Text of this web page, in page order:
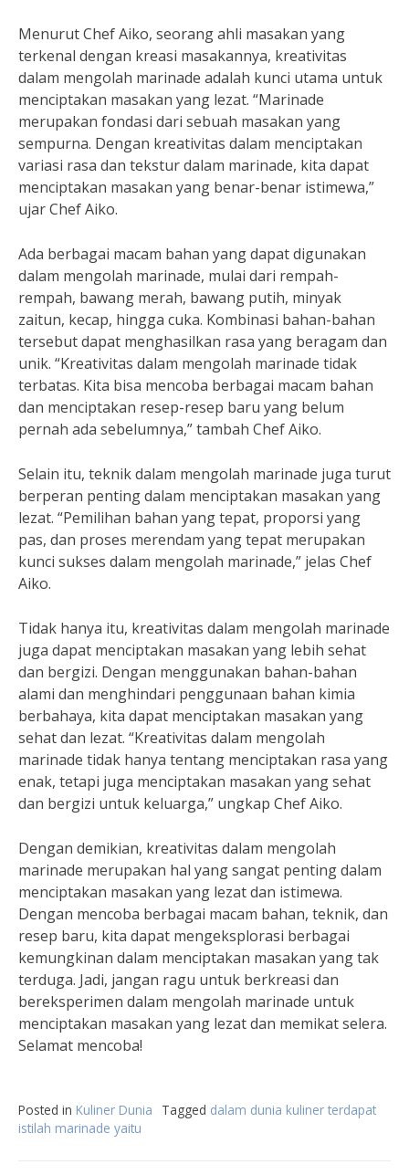
Menurut Chef Aiko, seorang ahli masakan yang
terkenal dengan kreasi masakannya, kreativitas
dalam mengolah marinade adalah kunci utama untuk
menciptakan masakan yang lezat. “Marinade
merupakan fondasi dari sebuah masakan yang
sempurna. Dengan kreativitas dalam menciptakan
variasi rasa dan tekstur dalam marinade, kita dapat
menciptakan masakan yang benar-benar istimewa,”
ujar Chef Aiko.
Ada berbagai macam bahan yang dapat digunakan
dalam mengolah marinade, mulai dari rempah-
rempah, bawang merah, bawang putih, minyak
zaitun, kecap, hingga cuka. Kombinasi bahan-bahan
tersebut dapat menghasilkan rasa yang beragam dan
unik. “Kreativitas dalam mengolah marinade tidak
terbatas. Kita bisa mencoba berbagai macam bahan
dan menciptakan resep-resep baru yang belum
pernah ada sebelumnya,” tambah Chef Aiko.
Selain itu, teknik dalam mengolah marinade juga turut
berperan penting dalam menciptakan masakan yang
lezat. “Pemilihan bahan yang tepat, proporsi yang
pas, dan proses merendam yang tepat merupakan
kunci sukses dalam mengolah marinade,” jelas Chef
Aiko.
Tidak hanya itu, kreativitas dalam mengolah marinade
juga dapat menciptakan masakan yang lebih sehat
dan bergizi. Dengan menggunakan bahan-bahan
alami dan menghindari penggunaan bahan kimia
berbahaya, kita dapat menciptakan masakan yang
sehat dan lezat. “Kreativitas dalam mengolah
marinade tidak hanya tentang menciptakan rasa yang
enak, tetapi juga menciptakan masakan yang sehat
dan bergizi untuk keluarga,” ungkap Chef Aiko.
Dengan demikian, kreativitas dalam mengolah
marinade merupakan hal yang sangat penting dalam
menciptakan masakan yang lezat dan istimewa.
Dengan mencoba berbagai macam bahan, teknik, dan
resep baru, kita dapat mengeksplorasi berbagai
kemungkinan dalam menciptakan masakan yang tak
terduga. Jadi, jangan ragu untuk berkreasi dan
bereksperimen dalam mengolah marinade untuk
menciptakan masakan yang lezat dan memikat selera.
Selamat mencoba!
Posted in Kuliner Dunia Tagged dalam dunia kuliner terdapat
istilah marinade yaitu